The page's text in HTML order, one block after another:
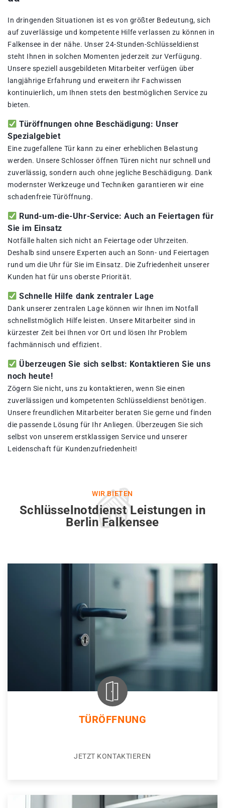
In dringenden Situationen ist es von größter Bedeutung, sich
auf zuverlässige und kompetente Hilfe verlassen zu können in
Falkensee in der nähe. Unser 24-Stunden-Schlüsseldienst
steht Ihnen in solchen Momenten jederzeit zur Verfügung.
Unsere speziell ausgebildeten Mitarbeiter verfügen über
langjährige Erfahrung und erweitern ihr Fachwissen
kontinuierlich, um Ihnen stets den bestmöglichen Service zu
bieten.
Türöffnungen ohne Beschädigung: Unser
Spezialgebiet
Eine zugefallene Tür kann zu einer erheblichen Belastung
werden. Unsere Schlosser öffnen Türen nicht nur schnell und
zuverlässig, sondern auch ohne jegliche Beschädigung. Dank
modernster Werkzeuge und Techniken garantieren wir eine
schadenfreie Türöffnung.
Rund-um-die-Uhr-Service: Auch an Feiertagen für
Sie im Einsatz
Notfälle halten sich nicht an Feiertage oder Uhrzeiten.
Deshalb sind unsere Experten auch an Sonn- und Feiertagen
rund um die Uhr für Sie im Einsatz. Die Zufriedenheit unserer
Kunden hat für uns oberste Priorität.
Schnelle Hilfe dank zentraler Lage
Dank unserer zentralen Lage können wir Ihnen im Notfall
schnellstmöglich Hilfe leisten. Unsere Mitarbeiter sind in
kürzester Zeit bei Ihnen vor Ort und lösen Ihr Problem
fachmännisch und effizient.
Überzeugen Sie sich selbst: Kontaktieren Sie uns
noch heute!
Zögern Sie nicht, uns zu kontaktieren, wenn Sie einen
zuverlässigen und kompetenten Schlüsseldienst benötigen.
Unsere freundlichen Mitarbeiter beraten Sie gerne und finden
die passende Lösung für Ihr Anliegen. Überzeugen Sie sich
selbst von unserem erstklassigen Service und unserer
Leidenschaft für Kundenzufriedenheit!
WIR BIETEN
Schlüsselnotdienst Leistungen in
Berlin Falkensee
TÜRÖFFNUNG
JETZT KONTAKTIEREN